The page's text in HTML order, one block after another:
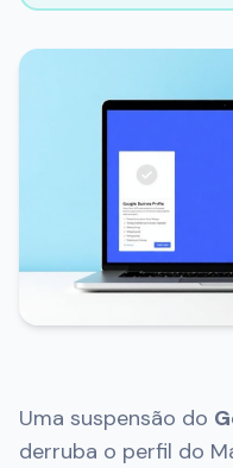
Uma suspensão do
derruba o perfil do